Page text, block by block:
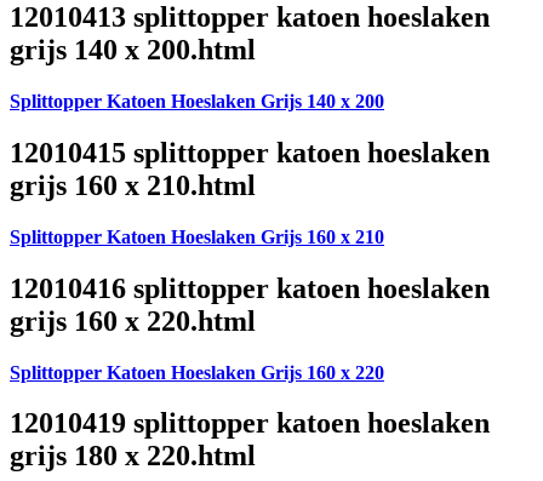
12010413 splittopper katoen hoeslaken
grijs 140 x 200.html
Splittopper Katoen Hoeslaken Grijs 140 x 200
12010415 splittopper katoen hoeslaken
grijs 160 x 210.html
Splittopper Katoen Hoeslaken Grijs 160 x 210
12010416 splittopper katoen hoeslaken
grijs 160 x 220.html
Splittopper Katoen Hoeslaken Grijs 160 x 220
12010419 splittopper katoen hoeslaken
grijs 180 x 220.html